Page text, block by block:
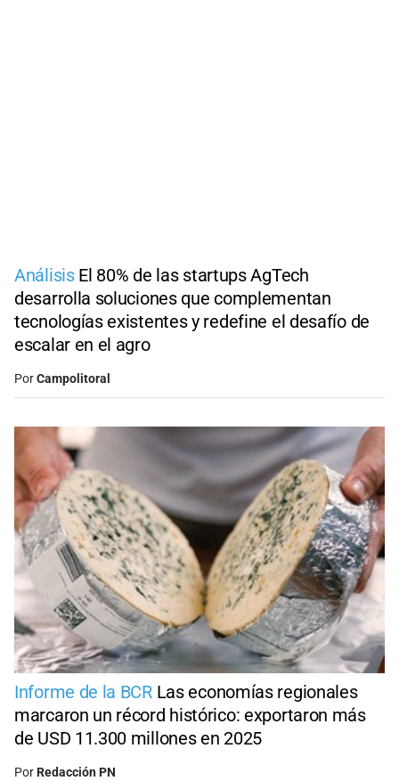
Análisis El 80% de las startups AgTech
desarrolla soluciones que complementan
tecnologías existentes y redefine el desafío de
escalar en el agro
PorCampolitoral
Informe de la BCR Las economías regionales
marcaron un récord histórico: exportaron más
de USD 11.300 millones en 2025
PorRedacción PN